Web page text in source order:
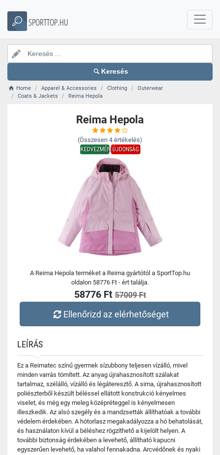
SPORTTOP.HU
Keresés
Home Apparel & Accessories Clothing
Outerwear
Coats & Jackets
Reima Hepola
Reima Hepola
(Összesen 4 értékelés)
KEDVEZMÉNYÚJDONSÁG
A Reima Hepola terméket a Reima gyártótól a SportTop.hu
oldalon 58776 Ft - ért találja.
58776 Ft 57009 Ft
Ellenőrizd az elérhetőséget
LEÍRÁS
Ez a Reimatec színű gyermek sízubbony teljesen vízálló, mivel
minden varrás tömített. Az anyag újrahasznosított szálakat
tartalmaz, szélálló, vízálló és légáteresztő. A sima, újrahasznosított
poliészterből készült béléssel ellátott konstrukció kényelmes
viselet, és még egy meleg középréteggel is kényelmesen
illeszkedik. Az alsó szegély és a mandzsetták állíthatóak a további
védelem érdekében. A hótorlasz megakadályozza a hó behatolását,
és használaton kívül a béléshez rögzíthető a kijelölt helyen. A
további biztonság érdekében a levehető, állítható kapucni
egyszerűen levehető, ha valahol fennakadna. Arcvédőnek és nyaki